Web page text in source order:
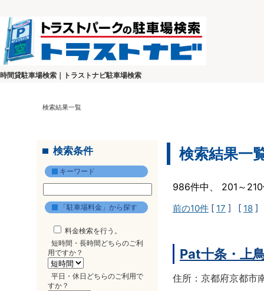
時間貸駐車場検索｜トラストナビ駐車場検索
検索結果一覧
検索条件
キーワード
「駐車場料金」から探す
料金検索を行う。
短時間・長時間どちらのご利
用ですか？
平日・休日どちらのご利用で
すか？
検索結果一
986件中、 201～
前の10件 [ 17 ] [ 18 ]
Pat十条・上
住所：京都府京都市